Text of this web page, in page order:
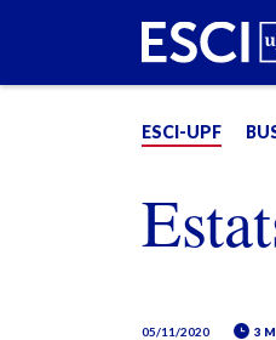
ESCI-UPF
05/11/2020 3